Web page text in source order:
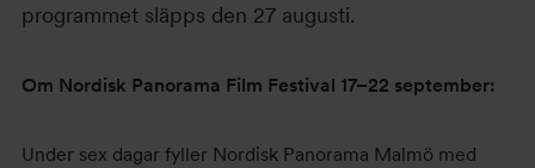
programmet släpps den 27 augusti.
Om Nordisk Panorama Film Festival 17–22 september:
Under sex dagar fyller Nordisk Panorama Malmö med